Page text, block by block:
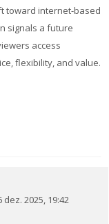
toward internet-based
signals a future
access
flexibility, and value.
2025, 19:42